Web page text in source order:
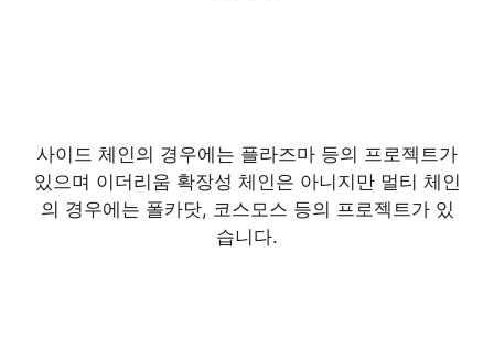
사이드 체인의 경우에는 플라즈마 등의 프로젝트가
있으며 이더리움 확장성 체인은 아니지만 멀티 체인
의 경우에는 폴카닷, 코스모스 등의 프로젝트가 있
습니다.